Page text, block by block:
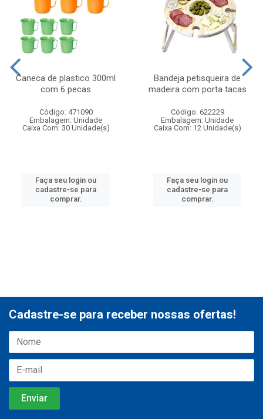
Caneca de plastico 300ml
com 6 pecas
Código: 471090
Embalagem: Unidade
Caixa Com: 30 Unidade(s)
Faça seu login ou
cadastre-se para
comprar.
Bandeja petisqueira de
madeira com porta tacas
Código: 622229
Embalagem: Unidade
Caixa Com: 12 Unidade(s)
Faça seu login ou
cadastre-se para
comprar.
Cadastre-se para receber nossas ofertas!